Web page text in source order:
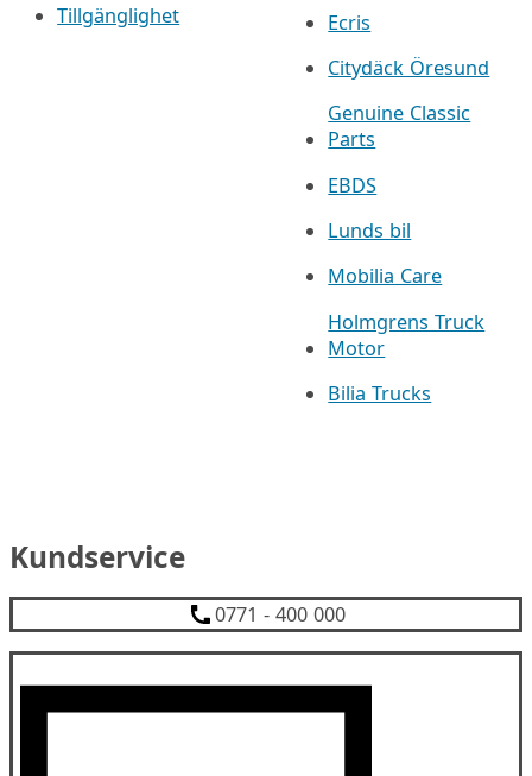
Tillgänglighet
Ecris
Citydäck Öresund
Genuine Classic
Parts
EBDS
Lunds bil
Mobilia Care
Holmgrens Truck
Motor
Bilia Trucks
Kundservice
0771 - 400 000